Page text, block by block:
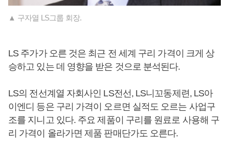
▲ 구자열 LS그룹 회장.
LS 주가가 오른 것은 최근 전 세계 구리 가격이 크게 상
승하고 있는 데 영향을 받은 것으로 분석된다.
LS의 전선계열 자회사인 LS전선, LS니꼬동제련, LS아
이엔디 등은 구리 가격이 오르면 실적도 오르는 사업구
조를 지니고 있다. 주요 제품이 구리를 원료로 사용해 구
리 가격이 올라가면 제품 판매단가도 오른다.